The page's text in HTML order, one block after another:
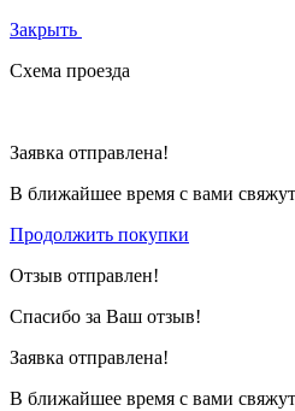
Закрыть
Схема проезда
Заявка отправлена!
В ближайшее время с вами
Продолжить покупки
Отзыв отправлен!
Спасибо за Ваш отзыв!
Заявка отправлена!
В ближайшее время с вами